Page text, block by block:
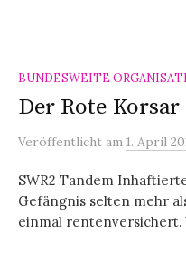
BUNDESWEITE
Der Rote Korsar
Veröffentlicht am 1. April
SWR2 Tandem
Gefängnis selten mehr
einmal rentenversichert.